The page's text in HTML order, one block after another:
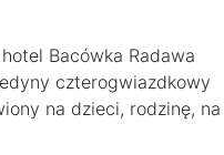
Bacówka Radawa
czterogwiazdkowy
na dzieci, rodzinę, na